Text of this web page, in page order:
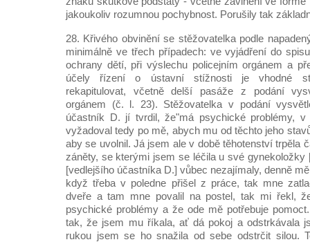
jakoukoliv rozumnou pochybnost. Porušily tak
28. Křivého obvinění se stěžovatelka podle
minimálně ve třech případech: ve vyjádření do
ochrany dětí, při výslechu policejním orgánem a
účely řízení o ústavní stížnosti je vhodné
rekapitulovat, včetně delší pasáže z podání
orgánem (č. l. 23). Stěžovatelka v podání
účastník D. jí tvrdil, že"má psychické problémy,
vyžadoval tedy po mě, abych mu od těchto jeho
aby se uvolnil. Já jsem ale v době těhotenství trpěla
záněty, se kterými jsem se léčila u své gynekoložky
[vedlejšího účastníka D.] vůbec nezajímaly, denně
když třeba v poledne přišel z práce, tak mne
dveře a tam mne povalil na postel, tak mi řekl,
psychické problémy a že ode mě potřebuje
tak, že jsem mu říkala, ať dá pokoj a odstrkávala
rukou jsem se ho snažila od sebe odstrčit silou.